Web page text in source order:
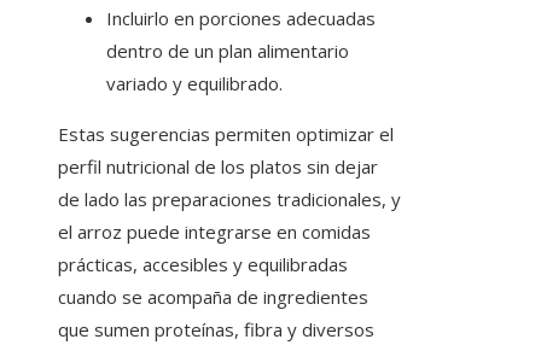
Incluirlo en porciones adecuadas
dentro de un plan alimentario
variado y equilibrado.
Estas sugerencias permiten optimizar el
perfil nutricional de los platos sin dejar
de lado las preparaciones tradicionales, y
el arroz puede integrarse en comidas
prácticas, accesibles y equilibradas
cuando se acompaña de ingredientes
que sumen proteínas, fibra y diversos